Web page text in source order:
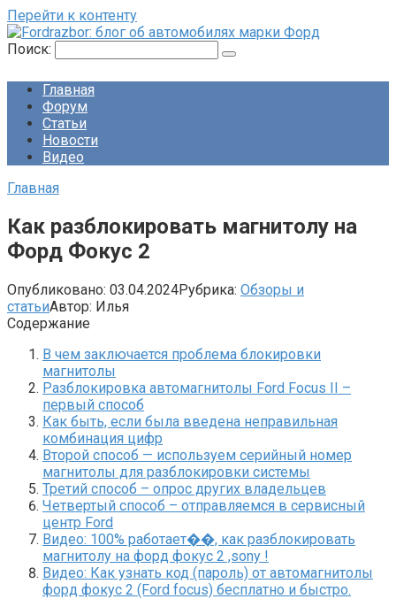
Перейти к контенту
Поиск:
Главная
Форум
Статьи
Новости
Видео
Главная
Как разблокировать магнитолу на
Форд Фокус 2
Опубликовано: 03.04.2024Рубрика: Обзоры и
статьиАвтор: Илья
Содержание
В чем заключается проблема блокировки
магнитолы
Разблокировка автомагнитолы Ford Focus II –
первый способ
Как быть, если была введена неправильная
комбинация цифр
Второй способ — используем серийный номер
магнитолы для разблокировки системы
Третий способ – опрос других владельцев
Четвертый способ – отправляемся в сервисный
центр Ford
Видео: 100% работает��, как разблокировать
магнитолу на форд фокус 2 ,sony !
Видео: Как узнать код (пароль) от автомагнитолы
форд фокус 2 (Ford focus) бесплатно и быстро.